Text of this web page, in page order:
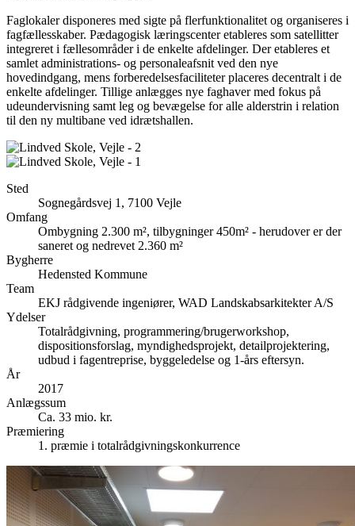
Faglokaler disponeres med sigte på flerfunktionalitet og organiseres i
fagfællesskaber. Pædagogisk læringscenter etableres som satellitter
integreret i fællesområder i de enkelte afdelinger. Der etableres et
samlet administrations- og personaleafsnit ved den nye
hovedindgang, mens forberedelsesfaciliteter placeres decentralt i de
enkelte afdelinger. Tillige anlægges nye faghaver med fokus på
udeundervisning samt leg og bevægelse for alle alderstrin i relation
til den ny multibane ved idrætshallen.
Sted
Sognegårdsvej 1, 7100 Vejle
Omfang
Ombygning 2.300 m², tilbygninger 450m² - herudover er der
saneret og nedrevet 2.360 m²
Bygherre
Hedensted Kommune
Team
EKJ rådgivende ingeniører, WAD Landskabsarkitekter A/S
Ydelser
Totalrådgivning, programmering/brugerworkshop,
dispositionsforslag, myndighedsprojekt, detailprojektering,
udbud i fagentreprise, byggeledelse og 1-års eftersyn.
År
2017
Anlægssum
Ca. 33 mio. kr.
Præmiering
1. præmie i totalrådgivningskonkurrence